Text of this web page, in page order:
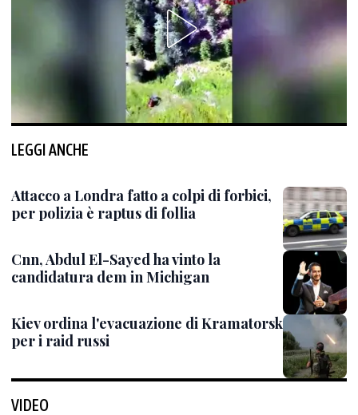
LEGGI ANCHE
Attacco a Londra fatto a colpi di forbici,
per polizia è raptus di follia
Cnn, Abdul El-Sayed ha vinto la
candidatura dem in Michigan
Kiev ordina l'evacuazione di Kramatorsk
per i raid russi
VIDEO